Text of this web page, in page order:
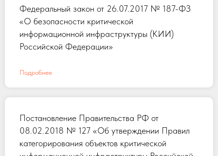
Федеральный закон от 26.07.2017 № 187-ФЗ
«О безопасности критической
информационной инфраструктуры (КИИ)
Российской Федерации»
Подробнее
Постановление Правительства РФ от
08.02.2018 № 127 «Об утверждении Правил
категорирования объектов критической